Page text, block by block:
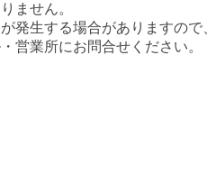
ません。
発生する場合がありますので、
営業所にお問合せください。